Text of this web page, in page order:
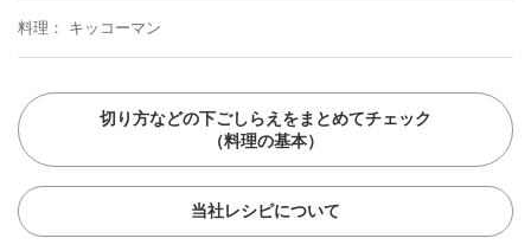
料理 キッコーマン
切り方などの下ごしらえをまとめてチェック
（料理の基本）
当社レシピについて